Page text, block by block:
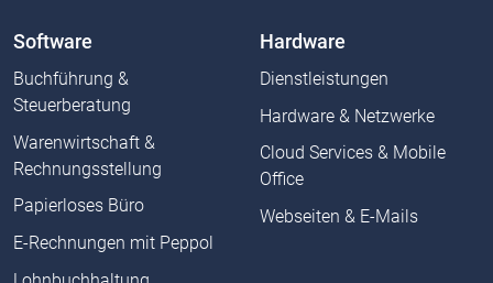
Software
Buchführung &
Steuerberatung
Warenwirtschaft &
Rechnungsstellung
Papierloses Büro
E-Rechnungen mit Peppol
Hardware
Dienstleistungen
Hardware & Netzwerke
Cloud Services & Mobile
Office
Webseiten & E-Mails